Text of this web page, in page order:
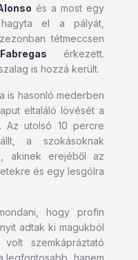
és a most egy
el a pályát,
tétmeccsen
Fabregas érkezett.
is hozzá került.
is hasonló mederben
eltaláló lövését a
Az utolsó 10 percre
a szokásoknak
akinek erejéből az
és egy lesgólra
hogy profin
adtak ki magukból
szemkápráztató